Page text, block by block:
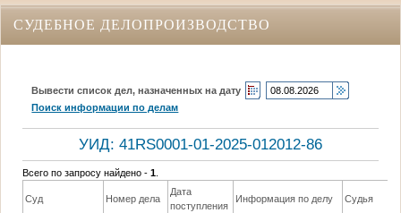
СУДЕБНОЕ ДЕЛОПРОИЗВОДСТВО
Вывести список дел, назначенных на дату
Поиск информации по делам
УИД: 41RS0001-01-2025-012012-86
Всего по запросу найдено -1
Суд Номер дела
Дата
поступления
Информация по делу Судья